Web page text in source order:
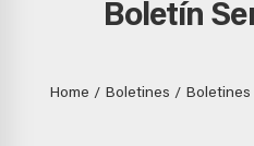
Boletín
Home Boletines Boletines